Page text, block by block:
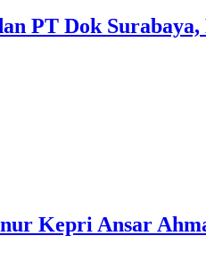
PT Dok
Kepri Ansar